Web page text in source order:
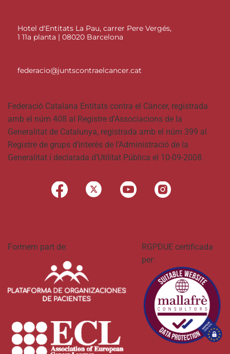
Hotel d'Entitats La Pau, carrer Pere Vergés,
1 11a planta | 08020 Barcelona
federacio@juntscontraelcancer.cat
Federació Catalana Entitats contra el Càncer, registrada
amb el núm 408 al Registre d’Associacions de la
Generalitat de Catalunya, registrada amb el núm 399 al
Registre de grups d’interès de l’Administració de la
Generalitat i declarada d’Utilitat Pública el 10-09-2008.
Formem part de:
RGPDUE certificada
per: